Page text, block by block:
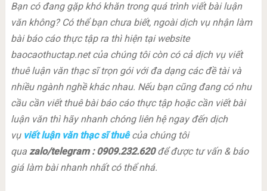
Bạn có đang gặp khó khăn trong quá trình viết bài luận
văn không? Có thể bạn chưa biết, ngoài dịch vụ nhận làm
bài báo cáo thực tập ra thì hiện tại website
baocaothuctap.net của chúng tôi còn có cả dịch vụ viết
thuê luận văn thạc sĩ trọn gói với đa dạng các đề tài và
nhiều ngành nghề khác nhau. Nếu bạn cũng đang có nhu
cầu cần viết thuê bài báo cáo thực tập hoặc cần viết bài
luận văn thì hãy nhanh chóng liên hệ ngay đến dịch
vụ viết luận văn thạc sĩ thuêcủa chúng tôi
qua zalo/telegram : 0909.232.620để được tư vấn & báo
giá làm bài nhanh nhất có thể nhá.